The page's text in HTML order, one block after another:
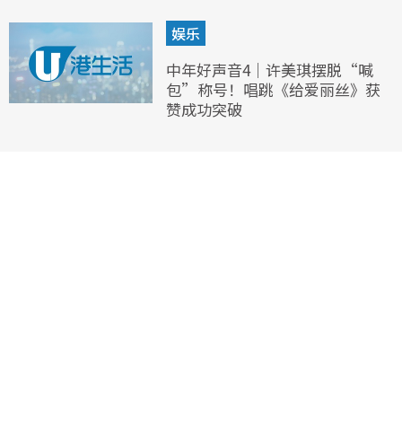
娱乐
中年好声音4｜许美琪摆脱“喊
包”称号！唱跳《给爱丽丝》获
赞成功突破